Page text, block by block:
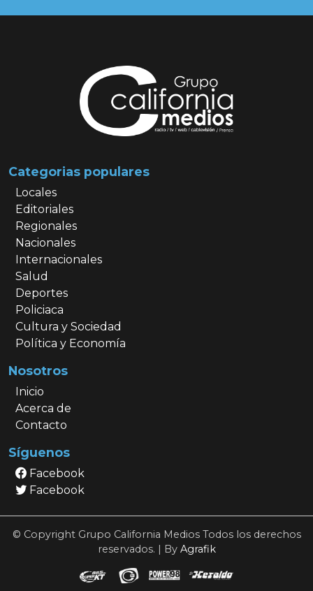
Categorias populares
Locales
Editoriales
Regionales
Nacionales
Internacionales
Salud
Deportes
Policiaca
Cultura y Sociedad
Política y Economía
Nosotros
Inicio
Acerca de
Contacto
Síguenos
Facebook
Facebook
© Copyright Grupo California Medios Todos los derechos
reservados. | By Agrafik